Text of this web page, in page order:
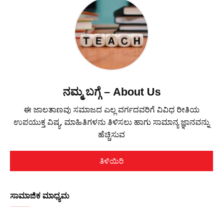
ನಮ್ಮ ಬಗ್ಗೆ – About Us
ಈ ಜಾಲತಾಣವು ಸಮಾಜದ ಎಲ್ಲ ವರ್ಗದವರಿಗೆ ವಿವಿಧ ರೀತಿಯ
ಉಪಯುಕ್ತ ವಿಷ್ಯ, ಮಾಹಿತಿಗಳನು ತಿಳಿಸಲು ಹಾಗು ಸಾಮಾನ್ಯ ಜ್ಞಾನವನ್ನು
ಹೆಚ್ಚಿಸುವ
ತಿಳಿಯಿರಿ
ಸಾಮಾಜಿಕ ಮಾಧ್ಯಮ